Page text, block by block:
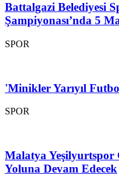
Battalgazi Belediyesi
Şampiyonası’nda 5
SPOR
'Minikler Yarıyıl
SPOR
Malatya Yeşilyurtspor
Yoluna Devam Edecek